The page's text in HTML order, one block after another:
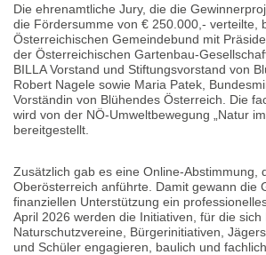
Die ehrenamtliche Jury, die die
die Fördersumme von € 250.000,- verteilte,
Österreichischen Gemeindebund mit
der Österreichischen Gartenbau-
BILLA Vorstand und Stiftungsvorstand von
Robert Nagele sowie Maria Patek,
Vorständin von Blühendes Österreich. Die
wird von der NÖ-Umweltbewegung „Natur
bereitgestellt.
Zusätzlich gab es eine Online-Abstimmung,
Oberösterreich anführte. Damit gewann die
finanziellen Unterstützung ein
April 2026 werden die Initiativen, für die sich
Naturschutzvereine, Bürgerinitiativen,
und Schüler engagieren, baulich und